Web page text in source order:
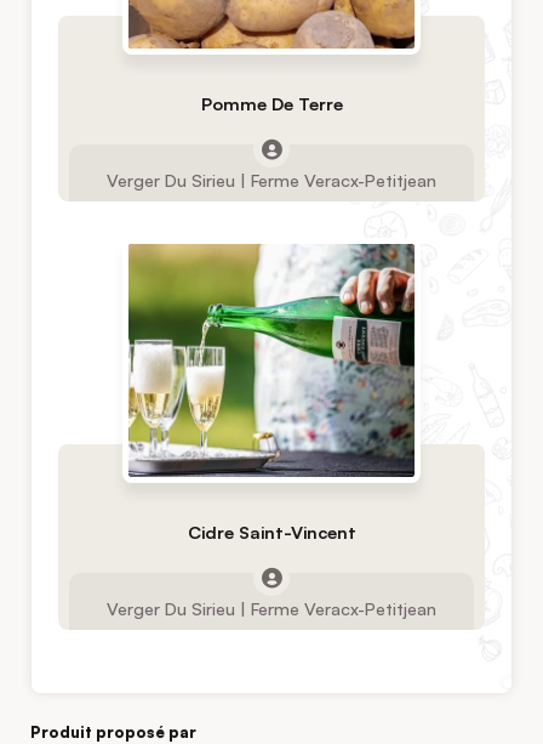
Pomme De Terre
Verger Du Sirieu | Ferme Veracx-Petitjean
Cidre Saint-Vincent
Verger Du Sirieu | Ferme Veracx-Petitjean
Produit proposé par